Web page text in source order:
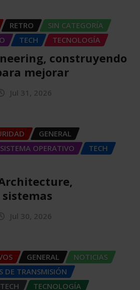
RETRO
SIN CATEGORÍA
TECH TECNOLOGÍA
construyendo
mejorar
Jul 31, 2026
GENERAL
SISTEMA OPERATIVO
TECH
Jul 30, 2026
GENERAL
NOTICIAS
DE TRANSMISIÓN
TECH TECNOLOGÍA